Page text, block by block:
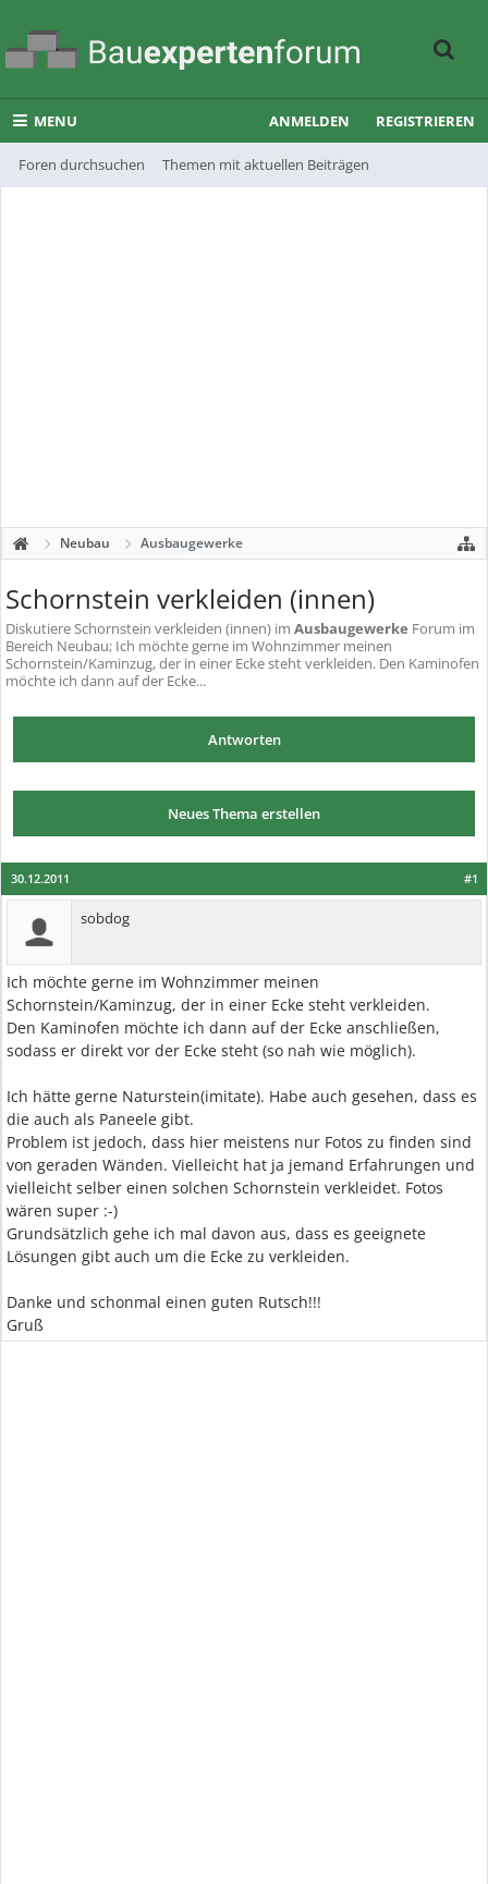
MENU
Foren durchsuchen Themen mit aktuellen Beiträgen
ANMELDEN REGISTRIEREN
Neubau Ausbaugewerke
Schornstein verkleiden (innen)
DiskutiereSchornstein verkleiden (innen) im Ausbaugewerke Forum im
Bereich Neubau; Ich möchte gerne im Wohnzimmer meinen
Schornstein/Kaminzug, der in einer Ecke steht verkleiden. Den Kaminofen
möchte ich dann auf der Ecke...
Antworten
Neues Thema erstellen
#1
30.12.2011
sobdog
Ich möchte gerne im Wohnzimmer meinen
Schornstein/Kaminzug, der in einer Ecke steht verkleiden.
Den Kaminofen möchte ich dann auf der Ecke anschließen,
sodass er direkt vor der Ecke steht (so nah wie möglich).
Ich hätte gerne Naturstein(imitate). Habe auch gesehen, dass es
die auch als Paneele gibt.
Problem ist jedoch, dass hier meistens nur Fotos zu finden sind
von geraden Wänden. Vielleicht hat ja jemand Erfahrungen und
vielleicht selber einen solchen Schornstein verkleidet. Fotos
wären super :-)
Grundsätzlich gehe ich mal davon aus, dass es geeignete
Lösungen gibt auch um die Ecke zu verkleiden.
Danke und schonmal einen guten Rutsch!!!
Gruß